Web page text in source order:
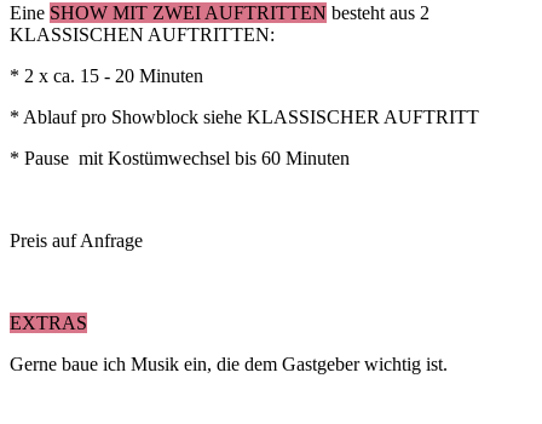
Eine SHOW MIT ZWEI AUFTRITTEN besteht aus 2
KLASSISCHEN AUFTRITTEN:
* 2 x ca. 15 - 20 Minuten
* Ablauf pro Showblock siehe KLASSISCHER AUFTRITT
* Pause mit Kostümwechsel bis 60 Minuten
Preis auf Anfrage
EXTRAS
Gerne baue ich Musik ein, die dem Gastgeber wichtig ist.